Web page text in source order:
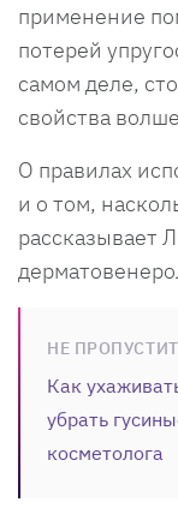
применение
потерей
самом деле,
свойства
О правилах
и о том,
рассказывает
НЕ
Как
убрать
косметолога